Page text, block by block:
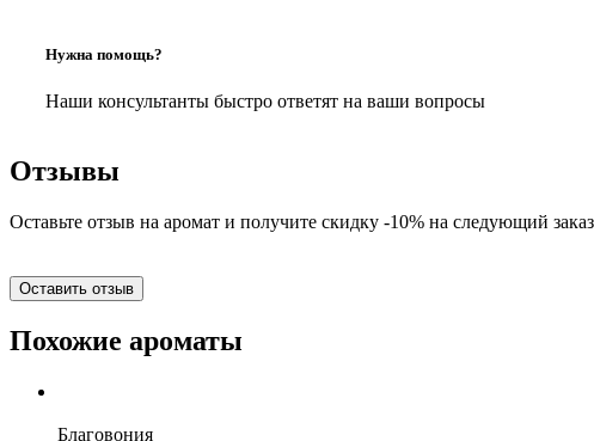
Нужна помощь?
Наши консультанты быстро ответят на ваши вопросы
Отзывы
Оставьте отзыв на аромат и получите скидку -10% на следующий
Оставить отзыв
Похожие ароматы
Благовония